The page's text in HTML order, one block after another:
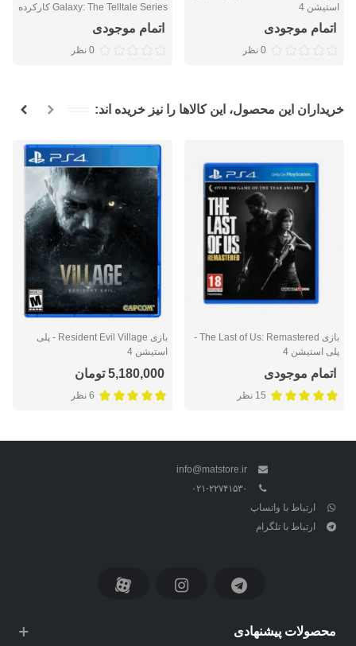
استیشن 4
اتمام موجودی
0 نظر
Galaxy: The Telltale Series کارکرده
- پلی استیشن 4
اتمام موجودی
0 نظر
خریداران این محصول، این کالاها را نیز خریده اند:
بازی The Last of Us: Remastered -
پلی استیشن 4
اتمام موجودی
15 نظر
بازی Resident Evil Village - پلی
استیشن 4
5,180,000 تومان
6 نظر
info@matstore.ir
۰۲۱-۲۲۷۴۱۵۳۰
ارتباط با واتساپ
ارتباط با تلگرام
محصولات پیشنهادی